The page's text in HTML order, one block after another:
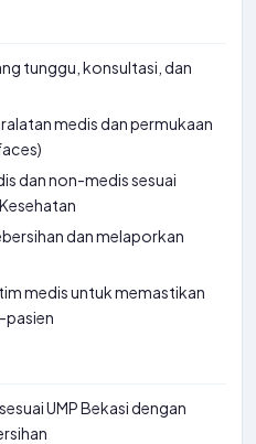
tunggu, konsultasi, dan
medis dan permukaan
dan non-medis sesuai
dan melaporkan
medis untuk memastikan
pasien
UMP Bekasi dengan